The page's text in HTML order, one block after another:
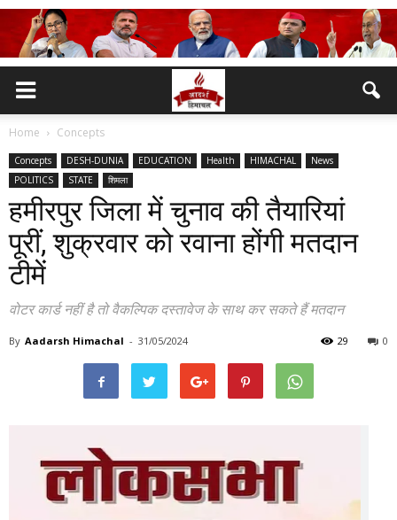
Home Concepts
Concepts DESH-DUNIA EDUCATION Health HIMACHAL
News
POLITICS
STATE शिमला
हमीरपुर जिला में चुनाव की तैयारियां
पूरीं, शुक्रवार को रवाना होंगी मतदान
टीमें
वोटर कार्ड नहीं है तो वैकल्पिक दस्तावेज के साथ कर सकते हैं मतदान
By Aadarsh Himachal - 31/05/2024 0
29